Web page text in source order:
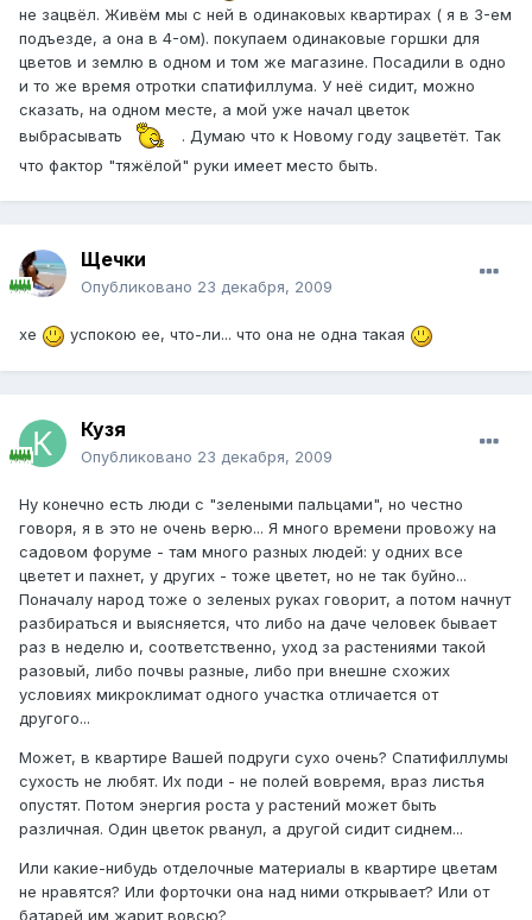
не зацвёл. Живём мы с ней в одинаковых квартирах ( я в 3-ем
подъезде, а она в 4-ом). покупаем одинаковые горшки для
цветов и землю в одном и том же магазине. Посадили в одно
и то же время отротки спатифиллума. У неё сидит, можно
сказать, на одном месте, а мой уже начал цветок
выбрасывать
. Думаю что к Новому году зацветёт. Так
что фактор "тяжёлой" руки имеет место быть.
Щечки
Опубликовано 23 декабря, 2009
хе успокою ее, что-ли... что она не одна такая
Кузя
Опубликовано 23 декабря, 2009
Ну конечно есть люди с "зелеными пальцами", но честно
говоря, я в это не очень верю... Я много времени провожу на
садовом форуме - там много разных людей: у одних все
цветет и пахнет, у других - тоже цветет, но не так буйно...
Поначалу народ тоже о зеленых руках говорит, а потом начнут
разбираться и выясняется, что либо на даче человек бывает
раз в неделю и, соответственно, уход за растениями такой
разовый, либо почвы разные, либо при внешне схожих
условиях микроклимат одного участка отличается от
другого...
Может, в квартире Вашей подруги сухо очень? Спатифиллумы
сухость не любят. Их поди - не полей вовремя, враз листья
опустят. Потом энергия роста у растений может быть
различная. Один цветок рванул, а другой сидит сиднем...
Или какие-нибудь отделочные материалы в квартире цветам
не нравятся? Или форточки она над ними открывает? Или от
батарей им жарит вовсю?